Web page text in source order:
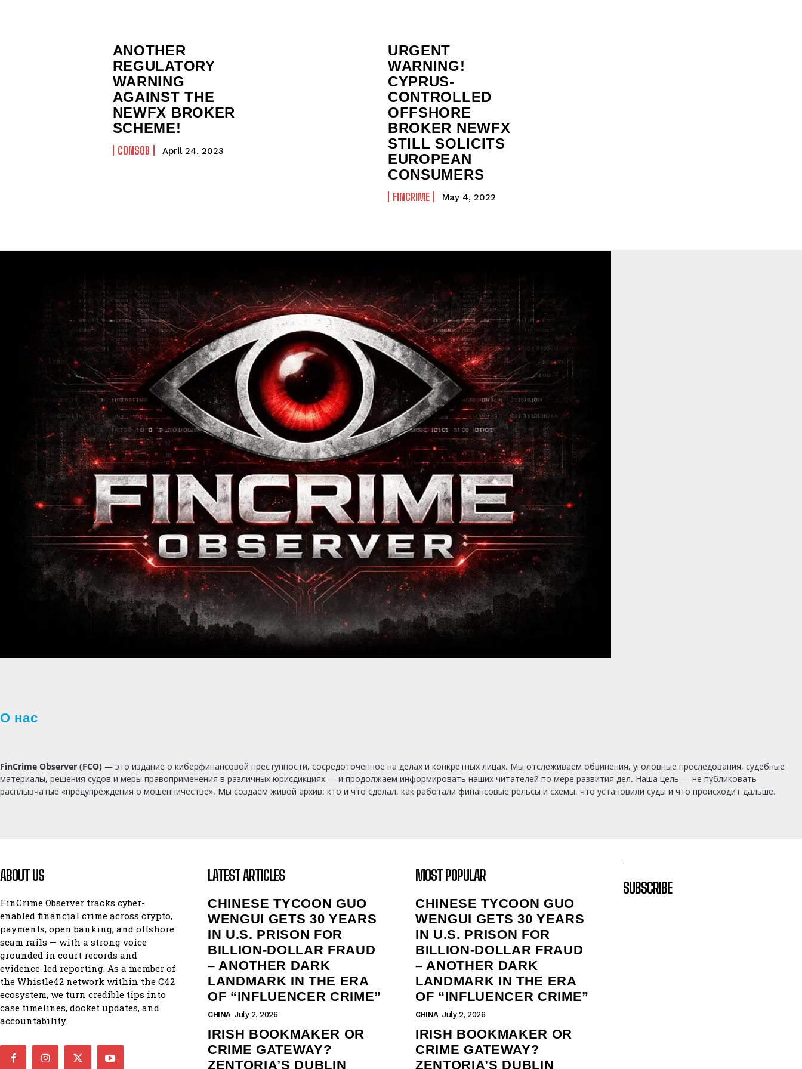
ANOTHER
REGULATORY
WARNING
AGAINST THE
NEWFX BROKER
SCHEME!
CONSOB April 24, 2023
URGENT
WARNING!
CYPRUS-
CONTROLLED
OFFSHORE
BROKER NEWFX
STILL SOLICITS
EUROPEAN
CONSUMERS
FINCRIME May 4, 2022
О нас
FinCrime Observer (FCO) — это издание о киберфинансовой преступности, сосредоточенное на делах и конкретных лицах. Мы отслеживаем обвинения, уголовные преследования, судебные
материалы, решения судов и меры правоприменения в различных юрисдикциях — и продолжаем информировать наших читателей по мере развития дел. Наша цель — не публиковать
расплывчатые «предупреждения о мошенничестве». Мы создаём живой архив: кто и что сделал, как работали финансовые рельсы и схемы, что установили суды и что происходит дальше.
ABOUT US
FinCrime Observer tracks cyber-
enabled financial crime across crypto,
payments, open banking, and offshore
scam rails — with a strong voice
grounded in court records and
evidence-led reporting. As a member of
the Whistle42 network within the C42
ecosystem, we turn credible tips into
case timelines, docket updates, and
accountability.
LATEST ARTICLES
CHINESE TYCOON GUO
WENGUI GETS 30 YEARS
IN U.S. PRISON FOR
BILLION‑DOLLAR FRAUD
– ANOTHER DARK
LANDMARK IN THE ERA
OF “INFLUENCER CRIME”
CHINA July 2, 2026
IRISH BOOKMAKER OR
CRIME GATEWAY?
ZENTORIA’S DUBLIN
MOST POPULAR
CHINESE TYCOON GUO
WENGUI GETS 30 YEARS
IN U.S. PRISON FOR
BILLION‑DOLLAR FRAUD
– ANOTHER DARK
LANDMARK IN THE ERA
OF “INFLUENCER CRIME”
CHINA July 2, 2026
IRISH BOOKMAKER OR
CRIME GATEWAY?
ZENTORIA’S DUBLIN
SUBSCRIBE